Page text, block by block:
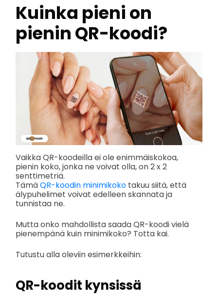
Kuinka pieni on
pienin QR-koodi?
Vaikka QR-koodeilla ei ole enimmäiskokoa,
pienin koko, jonka ne voivat olla, on 2 x 2
senttimetriä.
TämäQR-koodin minimikoko takuu siitä, että
älypuhelimet voivat edelleen skannata ja
tunnistaa ne.
Mutta onko mahdollista saada QR-koodi vielä
pienempänä kuin minimikoko? Totta kai.
Tutustu alla oleviin esimerkkeihin:
QR-koodit kynsissä